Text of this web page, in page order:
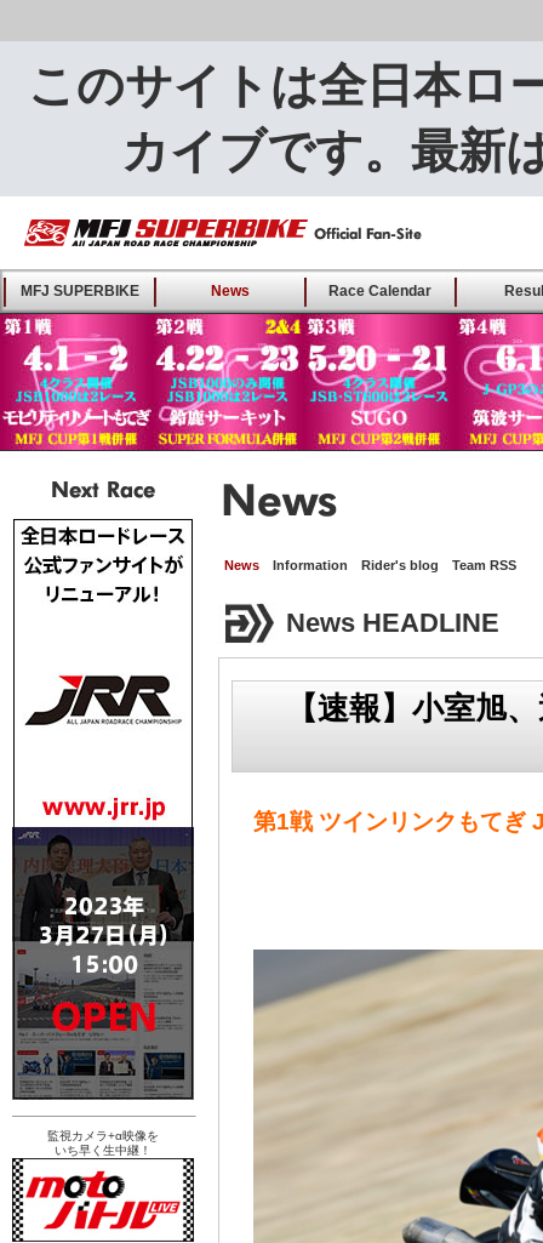
このサイトは全日本ロ
カイブです。最新
MFJ SUPERBIKE ALL
JAPAN ROAD RACE
CHAMPIONSHIP - Offical
Fan-Site
MFJ SUPERBIKE News Race Calendar
Next Race
監視カメラ+α映像を
いち早く生中継！
News Information Rider's blog Team RSS
News HEADLINE
【速報】小室旭
第1戦 ツインリンクもてぎ